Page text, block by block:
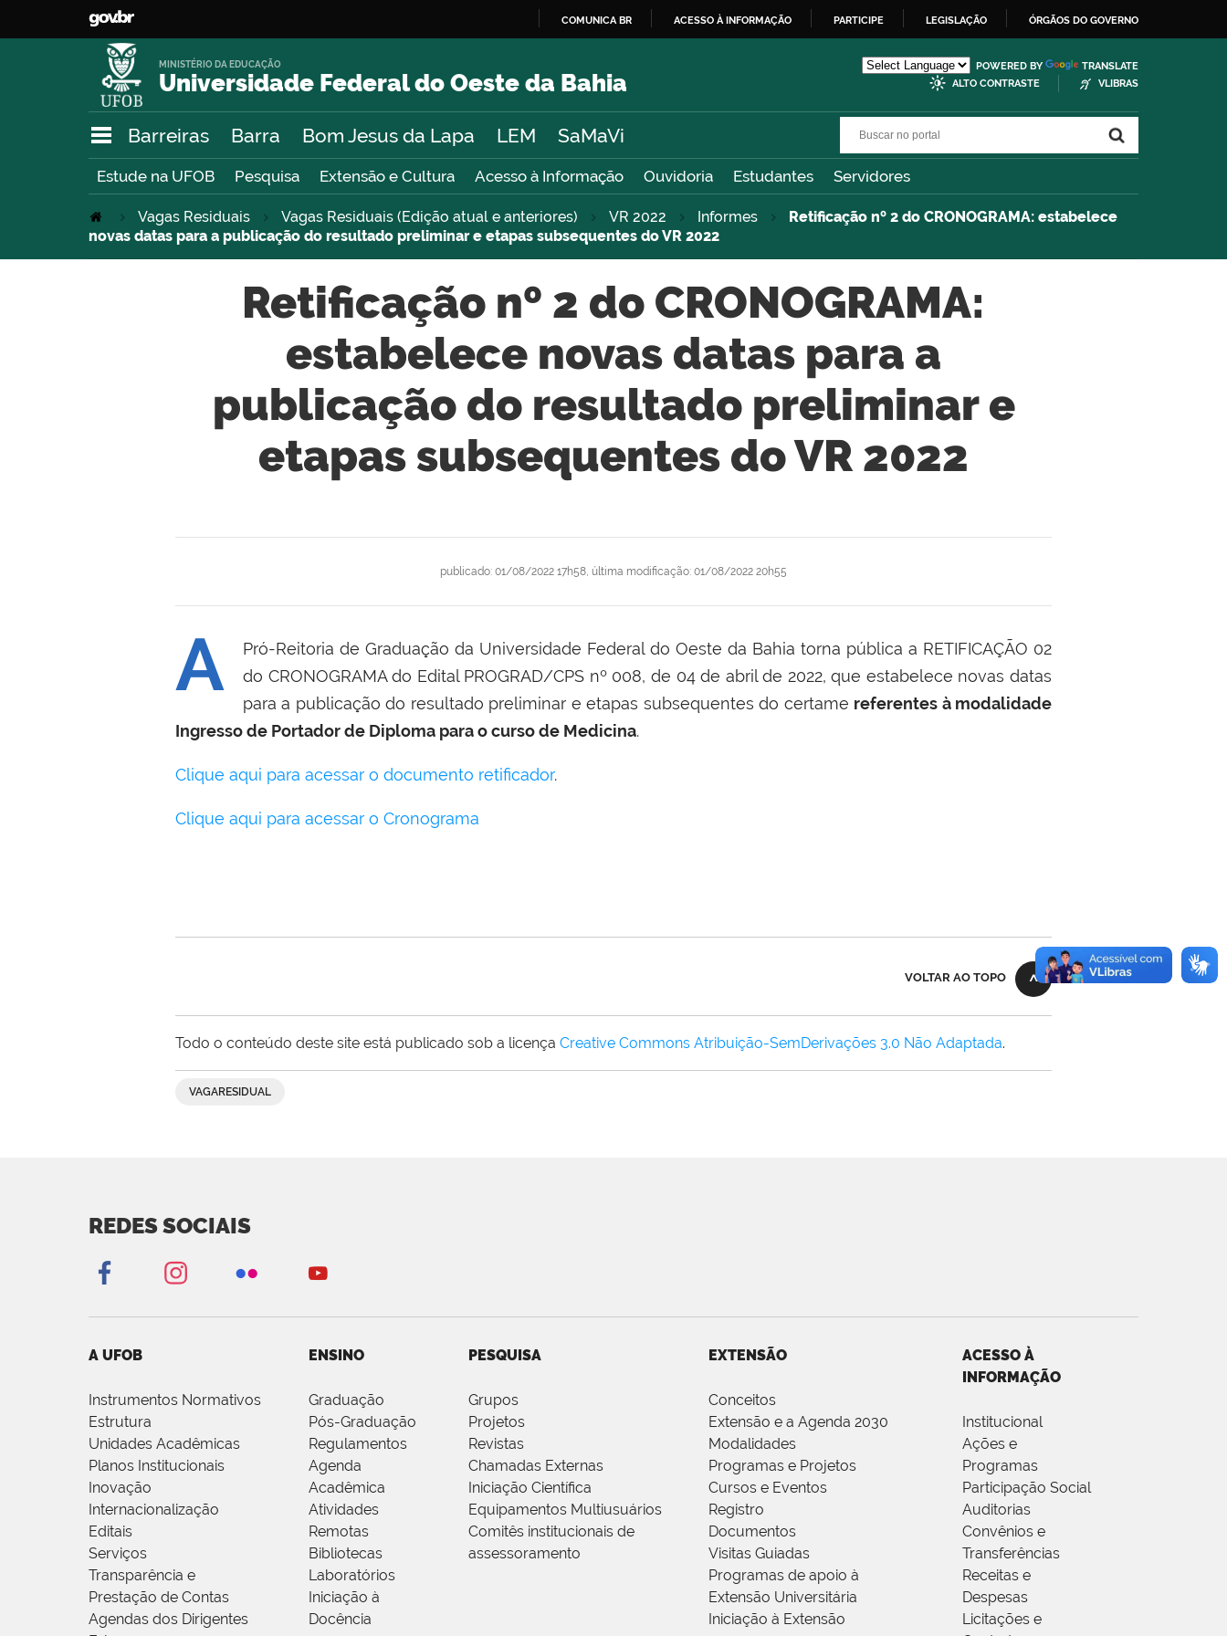
O
COMUNICA BR ACESSO À INFORMAÇÃO PARTICIPE LEGISLAÇÃO ÓRGÃOS DO GOVERNO
Universidade Federal do Oeste da Bahia
MINISTÉRIO DA EDUCAÇÃO POWERED BY
TRANSLATE
ALTO CONTRASTE
VLIBRAS
Barreiras Barra Bom Jesus da Lapa LEM SaMaVi
Estude na UFOB Pesquisa Extensão e Cultura Acesso à Informação Ouvidoria Estudantes Servidores
Vagas Residuais Vagas Residuais (Edição atual e anteriores) VR 2022 Informes
Retificação nº 2 do CRONOGRAMA: estabelece
novas datas para a publicação do resultado preliminar e etapas subsequentes do VR 2022
Retificação nº 2 do CRONOGRAMA:
estabelece novas datas para a
publicação do resultado preliminar e
etapas subsequentes do VR 2022
publicado: 01/08/2022 17h58, última modificação: 01/08/2022 20h55
A
Pró-Reitoria de Graduação da Universidade Federal do Oeste da Bahia torna pública a RETIFICAÇÃO 02
do CRONOGRAMA do Edital PROGRAD/CPS nº 008, de 04 de abril de 2022, que estabelece novas datas
para a publicação do resultado preliminar e etapas subsequentes do certame referentes à modalidade
Ingresso de Portador de Diploma para o curso de Medicina.
Clique aqui para acessar o documento retificador.
Clique aqui para acessar o Cronograma
VOLTAR AO TOPO
Todo o conteúdo deste site está publicado sob a licença Creative Commons Atribuição-SemDerivações 3.0 Não Adaptada.
VAGARESIDUAL
REDES SOCIAIS
A UFOB
Instrumentos Normativos
Estrutura
Unidades Acadêmicas
Planos Institucionais
Inovação
Internacionalização
Editais
Serviços
Transparência e
Prestação de Contas
Agendas dos Dirigentes
ENSINO
Graduação
Pós-Graduação
Regulamentos
Agenda
Acadêmica
Atividades
Remotas
Bibliotecas
Laboratórios
Iniciação à
Docência
PESQUISA
Grupos
Projetos
Revistas
Chamadas Externas
Iniciação Científica
Equipamentos Multiusuários
Comitês institucionais de
assessoramento
EXTENSÃO
Conceitos
Extensão e a Agenda 2030
Modalidades
Programas e Projetos
Cursos e Eventos
Registro
Documentos
Visitas Guiadas
Programas de apoio à
Extensão Universitária
Iniciação à Extensão
ACESSO À
INFORMAÇÃO
Institucional
Ações e
Programas
Participação Social
Auditorias
Convênios e
Transferências
Receitas e
Despesas
Licitações e